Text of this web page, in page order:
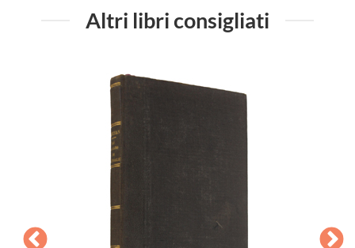
Altri libri consigliati